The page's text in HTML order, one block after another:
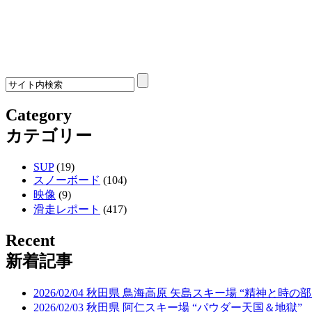
Category
カテゴリー
SUP(19)
スノーボード (104)
映像 (9)
滑走レポート (417)
Recent
新着記事
2026/02/04 秋田県 鳥海高原 矢島スキー場 “精神と時の
2026/02/03 秋田県 阿仁スキー場 “パウダー天国＆地獄”